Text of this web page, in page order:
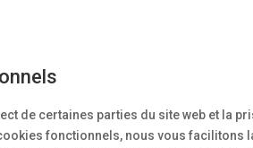
de certaines parties du site web et la
fonctionnels, nous vous facilitons